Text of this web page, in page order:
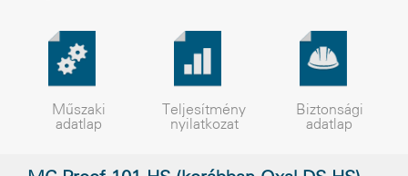
Műszaki
adatlap
Teljesítmény
nyilatkozat
Biztonsági
adatlap